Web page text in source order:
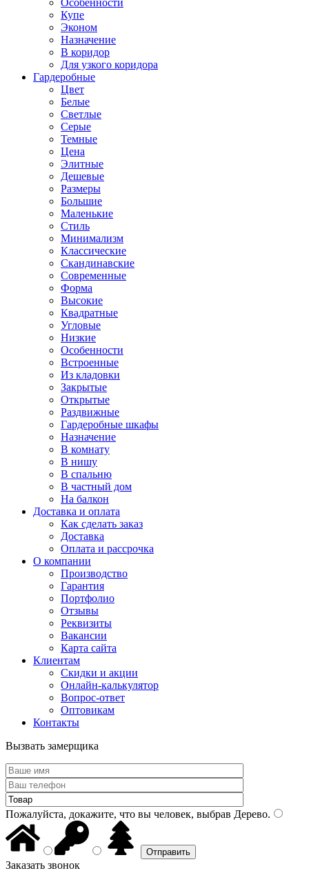
Особенности
Купе
Эконом
Назначение
В коридор
Для узкого коридора
Гардеробные
Цвет
Белые
Светлые
Серые
Темные
Цена
Элитные
Дешевые
Размеры
Большие
Маленькие
Стиль
Минимализм
Классические
Скандинавские
Современные
Форма
Высокие
Квадратные
Угловые
Низкие
Особенности
Встроенные
Из кладовки
Закрытые
Открытые
Раздвижные
Гардеробные шкафы
Назначение
В комнату
В нишу
В спальню
В частный дом
На балкон
Доставка и оплата
Как сделать заказ
Доставка
Оплата и рассрочка
О компании
Производство
Гарантия
Портфолио
Отзывы
Реквизиты
Вакансии
Карта сайта
Клиентам
Скидки и акции
Онлайн-калькулятор
Вопрос-ответ
Оптовикам
Контакты
Вызвать замерщика
Пожалуйста, докажите, что вы человек, выбрав Дерево.
Заказать звонок